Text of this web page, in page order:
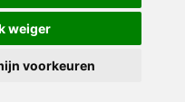
weiger
voorkeuren